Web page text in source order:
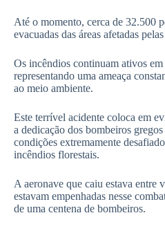
Até o momento, cerca de 32.500
evacuadas das áreas afetadas
Os incêndios continuam ativos
representando uma ameaça
ao meio ambiente.
Este terrível acidente coloca em
a dedicação dos bombeiros
condições extremamente
incêndios florestais.
A aeronave que caiu estava entre
estavam empenhadas nesse
de uma centena de bombeiros.